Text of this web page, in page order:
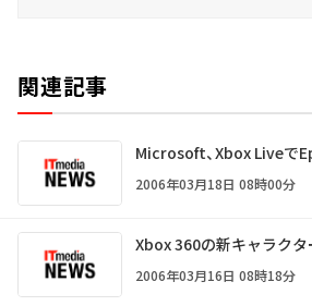
関連記事
Microsoft、Xbox Liveで
2006年03月18日 08時00分
Xbox 360の新キャラクタ
2006年03月16日 08時18分